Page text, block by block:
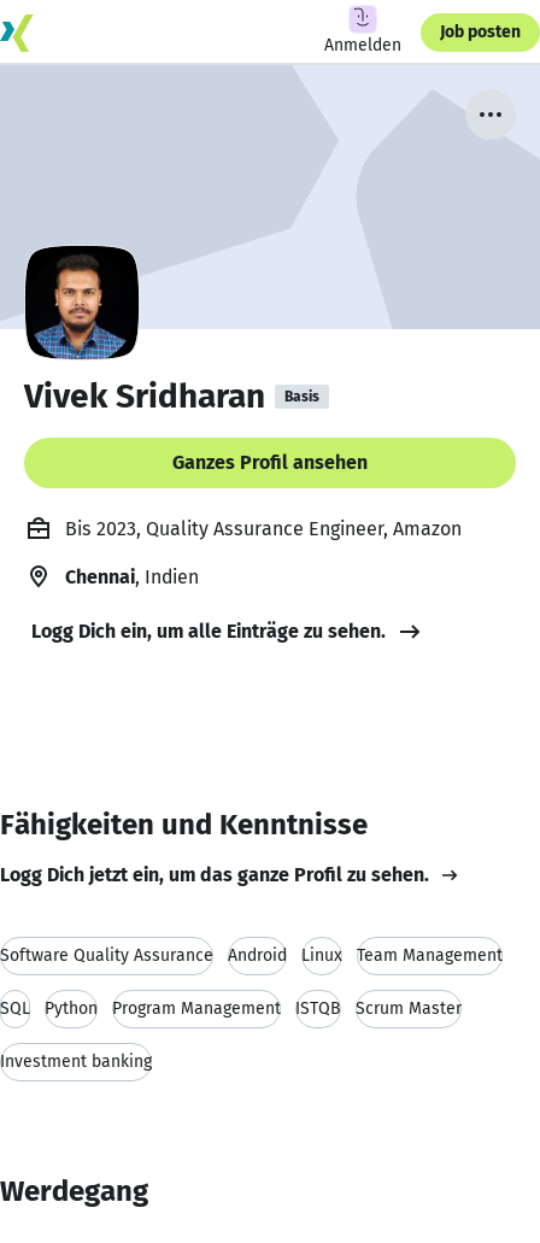
Anmelden
Job posten
Vivek Sridharan Basis
Ganzes Profil ansehen
Bis 2023, Quality Assurance Engineer, Amazon
Chennai, Indien
Logg Dich ein, um alle Einträge zu sehen.
Fähigkeiten und Kenntnisse
Logg Dich jetzt ein, um das ganze Profil zu sehen.
Software Quality Assurance Android Linux Team Management
SQL Python Program Management ISTQB Scrum Master
Investment banking
Werdegang